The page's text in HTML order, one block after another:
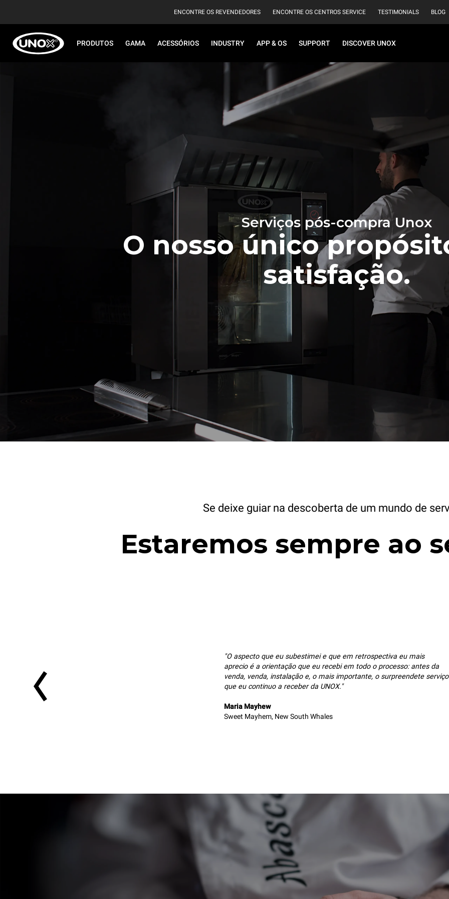
ENCONTRE OS REVENDEDORES ENCONTRE OS CENTROS SERVICE TESTIMONIALS BLOG
PRODUTOS GAMA ACESSÓRIOS INDUSTRY APP & OS SUPPORT DISCOVER UNOX
Serviços pós-compra Unox
O nosso único
satisfação.
Se deixe guiar na descoberta de um mundo de
Estaremos sempre ao
"O aspecto que eu subestimei e que em retrospectiva eu mais
aprecio é a orientação que eu recebi em todo o processo: antes da
venda, venda, instalação e, o mais importante, o surpreendete serviço
que eu continuo a receber da UNOX."
Maria Mayhew
Sweet Mayhem, New South Whales